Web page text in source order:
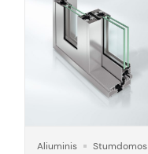
Aliuminis
Stumdomos